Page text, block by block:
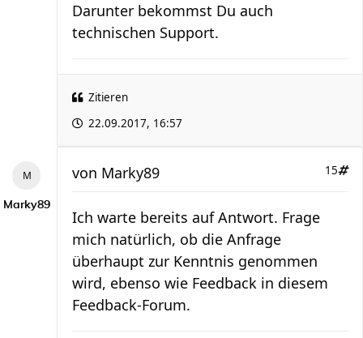
Darunter bekommst Du auch
technischen Support.
Zitieren
22.09.2017, 16:57
Marky89
15
von Marky89
Ich warte bereits auf Antwort. Frage
mich natürlich, ob die Anfrage
überhaupt zur Kenntnis genommen
wird, ebenso wie Feedback in diesem
Feedback-Forum.